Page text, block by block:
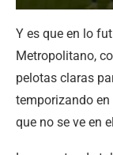
Y es que en lo
Metropolitano,
pelotas claras
temporizando
que no se ve en